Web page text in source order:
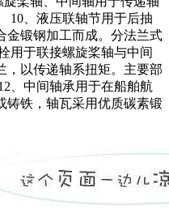
10、液压联轴节用于后抽
金锻钢加工而成。分法兰式
用于联接螺旋桨轴与中间
，以传递轴系扭矩。主要部
、中间轴承用于在船舶航
铸铁，轴瓦采用优质碳素锻